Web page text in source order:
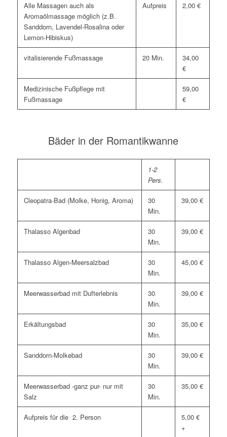
Alle Massagen auch als
Aromaölmassage möglich (z.B.
Sanddorn, Lavendel-Rosalina oder
Lemon-Hibiskus)
Aufpreis 2,00 €
vitalisierende Fußmassage 20 Min.
34,00
€
Medizinische Fußpflege mit
Fußmassage
59,00
€
Bäder in der Romantikwanne
1-2
Pers.
Cleopatra-Bad (Molke, Honig, Aroma)
30
Min.
39,00 €
Thalasso Algenbad
30
Min.
39,00 €
Thalasso Algen-Meersalzbad
30
Min.
45,00 €
Meerwasserbad mit Dufterlebnis
30
Min.
39,00 €
Erkältungsbad
30
Min.
35,00 €
Sanddorn-Molkebad
30
Min.
39,00 €
Meerwasserbad -ganz pur- nur mit
Salz
30
Min.
35,00 €
Aufpreis für die 2. Person
5,00 €
+